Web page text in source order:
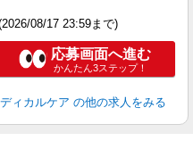
08/17 23:59まで)
応募画面へ進む
かんたん3ステップ！
ィカルケア の他の求人をみる